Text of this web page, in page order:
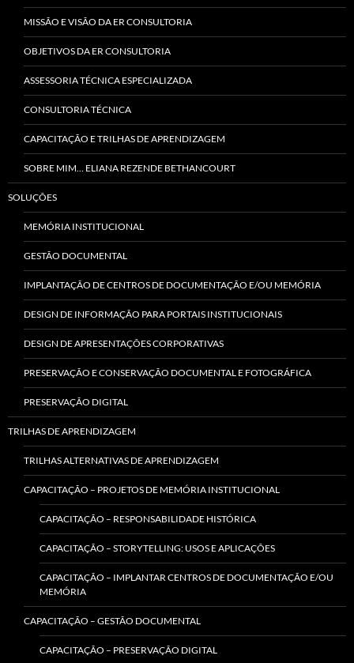
MISSÃO E VISÃO DA ER CONSULTORIA
OBJETIVOS DA ER CONSULTORIA
ASSESSORIA TÉCNICA ESPECIALIZADA
CONSULTORIA TÉCNICA
CAPACITAÇÃO E TRILHAS DE APRENDIZAGEM
SOBRE MIM… ELIANA REZENDE BETHANCOURT
SOLUÇÕES
MEMÓRIA INSTITUCIONAL
GESTÃO DOCUMENTAL
IMPLANTAÇÃO DE CENTROS DE DOCUMENTAÇÃO E/OU MEMÓRIA
DESIGN DE INFORMAÇÃO PARA PORTAIS INSTITUCIONAIS
DESIGN DE APRESENTAÇÕES CORPORATIVAS
PRESERVAÇÃO E CONSERVAÇÃO DOCUMENTAL E FOTOGRÁFICA
PRESERVAÇÃO DIGITAL
TRILHAS DE APRENDIZAGEM
TRILHAS ALTERNATIVAS DE APRENDIZAGEM
CAPACITAÇÃO – PROJETOS DE MEMÓRIA INSTITUCIONAL
CAPACITAÇÃO – RESPONSABILIDADE HISTÓRICA
CAPACITAÇÃO – STORYTELLING: USOS E APLICAÇÕES
CAPACITAÇÃO – IMPLANTAR CENTROS DE DOCUMENTAÇÃO E/OU
MEMÓRIA
CAPACITAÇÃO – GESTÃO DOCUMENTAL
CAPACITAÇÃO – PRESERVAÇÃO DIGITAL